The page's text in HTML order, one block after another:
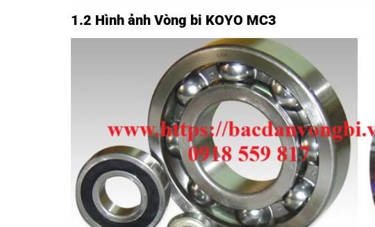
1.2 Hình ảnh Vòng bi KOYO MC3